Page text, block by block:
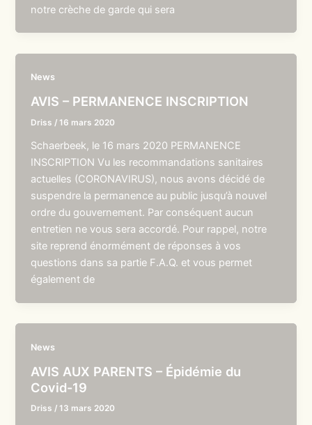
notre crèche de garde qui sera
News
AVIS – PERMANENCE INSCRIPTION
Driss /16 mars 2020
Schaerbeek, le 16 mars 2020 PERMANENCE
INSCRIPTION Vu les recommandations sanitaires
actuelles (CORONAVIRUS), nous avons décidé de
suspendre la permanence au public jusqu’à nouvel
ordre du gouvernement. Par conséquent aucun
entretien ne vous sera accordé. Pour rappel, notre
site reprend énormément de réponses à vos
questions dans sa partie F.A.Q. et vous permet
également de
News
AVIS AUX PARENTS – Épidémie du
Covid-19
Driss /13 mars 2020